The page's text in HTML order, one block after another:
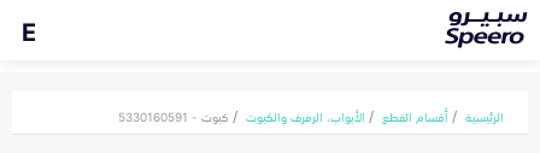
E
الرئيسية أقسام القطع الأبواب، الرفرف والكبوت كبوت - 5330160591